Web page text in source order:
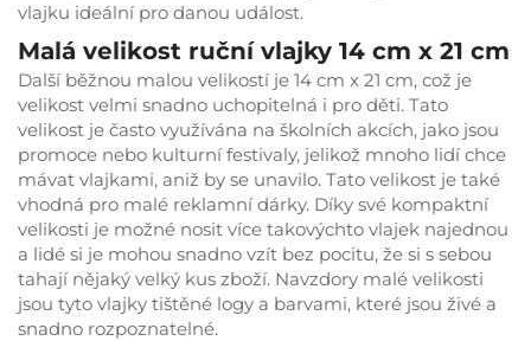
Kontaktujte nás
vlajku ideální pro danou událost.
Malá velikost ruční vlajky 14 cm x 21 cm
Další běžnou malou velikostí je 14 cm x 21 cm, což je
velikost velmi snadno uchopitelná i pro děti. Tato
velikost je často využívána na školních akcích, jako jsou
promoce nebo kulturní festivaly, jelikož mnoho lidí chce
mávat vlajkami, aniž by se unavilo. Tato velikost je také
vhodná pro malé reklamní dárky. Díky své kompaktní
velikosti je možné nosit více takovýchto vlajek najednou
a lidé si je mohou snadno vzít bez pocitu, že si s sebou
tahají nějaký velký kus zboží. Navzdory malé velikosti
jsou tyto vlajky tištěné logy a barvami, které jsou živé a
snadno rozpoznatelné.